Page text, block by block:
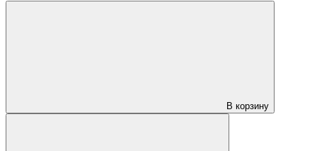
В корзину